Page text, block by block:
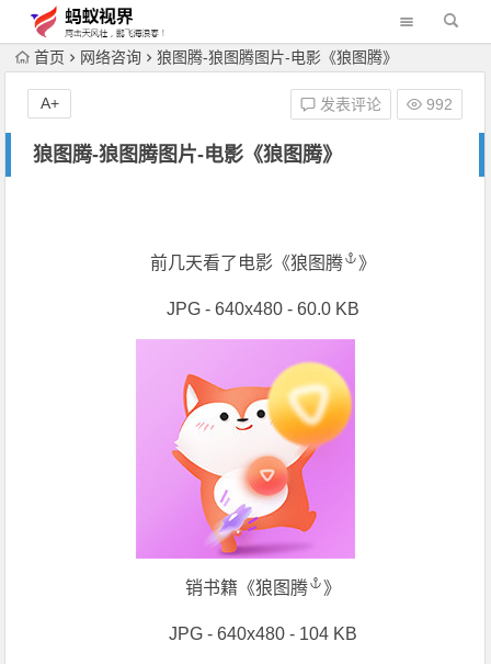
首页 网络咨询 狼图腾-狼图腾图片-电影《狼图腾》
狼图腾-狼图腾图片-电影《狼图腾》
发表评论 992
A+
前几天看了电影《狼图腾 》
JPG - 640x480 - 60.0 KB
销书籍《狼图腾 》
JPG - 640x480 - 104 KB